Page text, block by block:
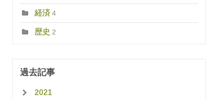
経済 4
歴史 2
過去記事
2021